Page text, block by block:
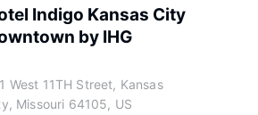
Indigo Kansas City
by IHG
West 11TH Street, Kansas
Missouri 64105, US